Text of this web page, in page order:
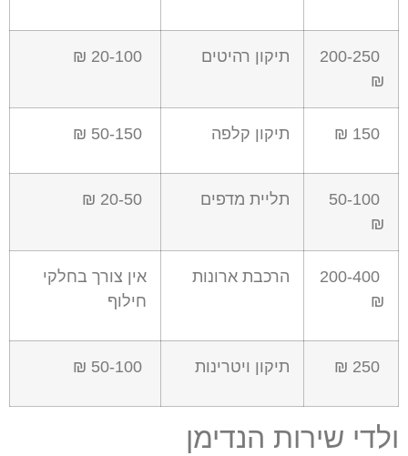
200-250
₪
תיקון רהיטים
תיקון קלפה
50-100
₪
תליית מדפים
200-400
₪
הרכבת ארונות
אין צורך בחלקי
חילוף
תיקון ויטרינות
ולדי שירות הנדימן